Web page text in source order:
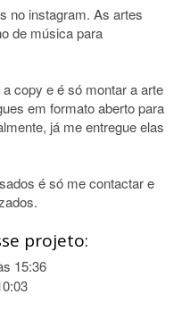
no instagram. As artes
de música para
copy e é só montar a arte
em formato aberto para
já me entregue elas
é só me contactar e
projeto:
15:36